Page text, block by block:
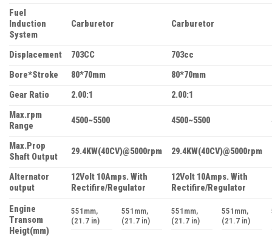
Fuel
Induction
System
Carburetor Carburetor
Displacement 703CC 703cc
Bore*Stroke
80*70mm 80*70mm
Gear Ratio
2.00:1 2.00:1
Max.rpm
Range
4500~5500 4500~5500
Max.Prop
Shaft Output
29.4KW(40CV)@5000rpm 29.4KW(40CV)@5000rpm
Alternator
output
12Volt 10Amps. With
Rectifire/Regulator
12Volt 10Amps. With
Rectifire/Regulator
Engine
Transom
Heigt(mm)
551mm,
(21.7 in)
551mm,
(21.7 in)
551mm,
(21.7 in)
551mm,
(21.7 in)